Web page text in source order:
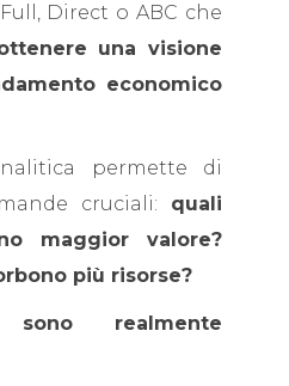
Direct o ABC che
una visione
economico
permette di
cruciali: quali
maggior valore?
più risorse?
realmente